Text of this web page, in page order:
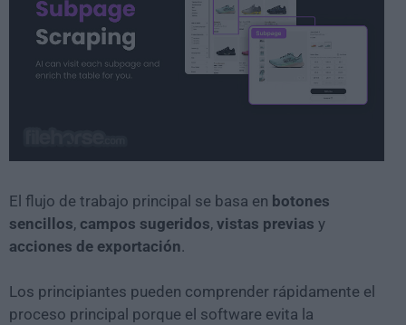
El flujo de trabajo principal se basa en botones
sencillos, campos sugeridos, vistas previas y
acciones de exportación.
Los principiantes pueden comprender rápidamente el
proceso principal porque el software evita la